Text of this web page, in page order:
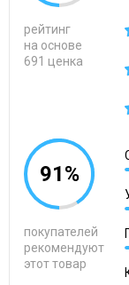
рейтинг
на основе
691 ценка
91%
покупателей
рекомендуют
этот товар